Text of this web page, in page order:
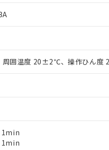
周囲温度 20±2℃、操作ひん度
1min
1min
同意のうえご利用ください。
機器事業取扱商品の当社在庫
照会結果は、記載している更
点での実際の在庫および標準価
準価格はお客様のお取引先、ま
さい。
や当社販売拠点は「
10物質）の非含有の対応状況
形物で、有害物質有無と関係の
部品としていたものが、含有
以下、 カドミウム(Cd) 100ppm以
臭化ビフェニル類(PBB) 1000ppm以下
イソブチル (DIBP) 1000ppm以下
中国RoHSの基準値以下である
部門へお問い合わせください
：
ポリ臭化ビフェニル類) : 1000ppm、
DIBP(フタル酸ジイソブチル) : 1000ppm
)) : 1000ppm
のうち、外国為替および外国貿
の提供する場合は、日本国政
る場合は、完全に破砕するなど
器、ミサイル、化学兵器、生物
せん。
者に販売する場合は、上記1、
び販売に係わる関係者が違法
り
が在庫あり